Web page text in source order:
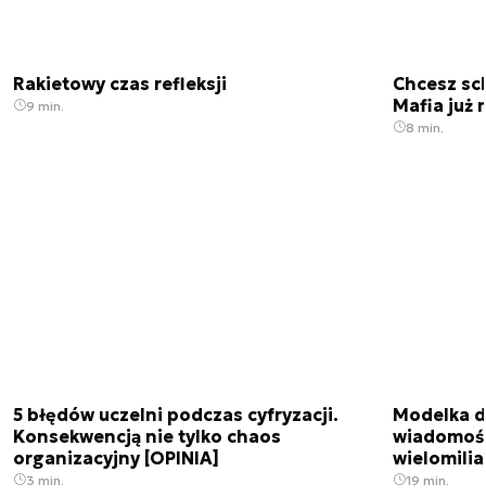
Rakietowy czas refleksji
9 min.
Chcesz
Mafia już
8 min.
5 błędów uczelni podczas cyfryzacji.
Konsekwencją nie tylko chaos
organizacyjny [OPINIA]
3 min.
Modelka
19 min.